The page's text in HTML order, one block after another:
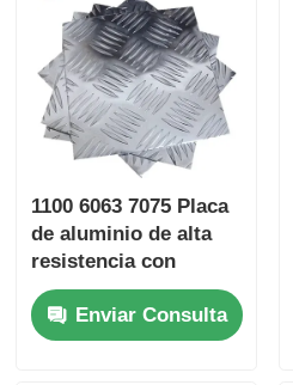
1100 6063 7075 Placa
de aluminio de alta
resistencia con
relieve antideslizante
para suelos
1220*2440
Enviar Consulta